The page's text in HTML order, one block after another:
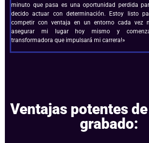
minuto que pasa es una oportunidad perdida
decido actuar con determinación. Estoy listo
competir con ventaja en un entorno cada vez
asegurar mi lugar hoy mismo y
transformadora que impulsará mi carrera!»
Ventajas potentes
grabado: